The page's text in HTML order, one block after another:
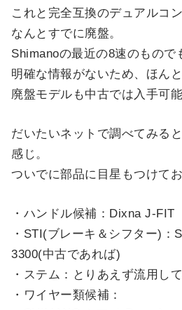
これと完全互換のデュアルコ
なんとすでに廃盤。
Shimanoの最近の8速のもので
明確な情報がないため、ほん
廃盤モデルも中古では入手可
だいたいネットで調べてみる
感じ。
ついでに部品に目星もつけてお
・ハンドル候補：Dixna J-FIT
・STI(ブレーキ＆シフター)：
3300(中古であれば)
・ステム：とりあえず流用して
・ワイヤー類候補：